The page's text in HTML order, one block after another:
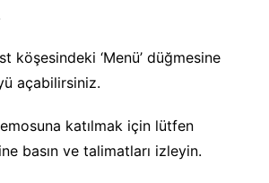
köşesindeki ‘Menü’ düğmesine
açabilirsiniz.
katılmak için lütfen
basın ve talimatları izleyin.